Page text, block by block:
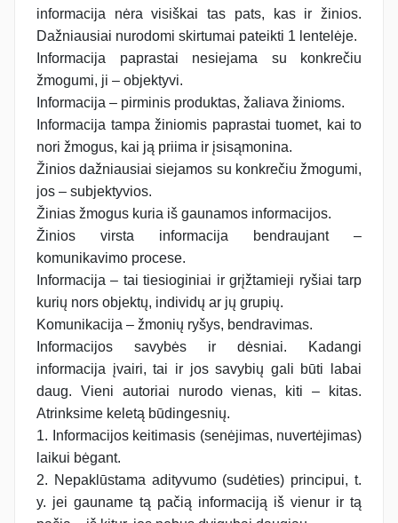
informacija nėra visiškai tas pats, kas ir žinios.
Dažniausiai nurodomi skirtumai pateikti 1 lentelėje.
Informacija paprastai nesiejama su konkrečiu
žmogumi, ji – objektyvi.
Informacija – pirminis produktas, žaliava žinioms.
Informacija tampa žiniomis paprastai tuomet, kai to
nori žmogus, kai ją priima ir įsisąmonina.
Žinios dažniausiai siejamos su konkrečiu žmogumi,
jos – subjektyvios.
Žinias žmogus kuria iš gaunamos informacijos.
Žinios virsta informacija bendraujant –
komunikavimo procese.
Informacija – tai tiesioginiai ir grįžtamieji ryšiai tarp
kurių nors objektų, individų ar jų grupių.
Komunikacija – žmonių ryšys, bendravimas.
Informacijos savybės ir dėsniai. Kadangi
informacija įvairi, tai ir jos savybių gali būti labai
daug. Vieni autoriai nurodo vienas, kiti – kitas.
Atrinksime keletą būdingesnių.
1. Informacijos keitimasis (senėjimas, nuvertėjimas)
laikui bėgant.
2. Nepaklūstama adityvumo (sudėties) principui, t.
y. jei gauname tą pačią informaciją iš vienur ir tą